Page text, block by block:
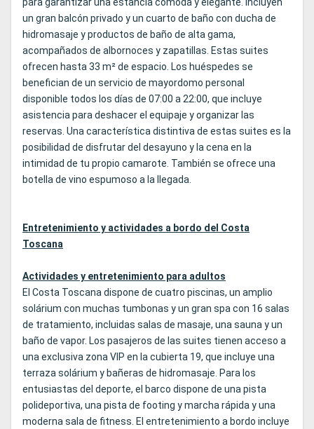
para garantizar una estancia cómoda y elegante. Incluyen
un gran balcón privado y un cuarto de baño con ducha de
hidromasaje y productos de baño de alta gama,
acompañados de albornoces y zapatillas. Estas suites
ofrecen hasta 33 m² de espacio. Los huéspedes se
benefician de un servicio de mayordomo personal
disponible todos los días de 07:00 a 22:00, que incluye
asistencia para deshacer el equipaje y organizar las
reservas. Una característica distintiva de estas suites es la
posibilidad de disfrutar del desayuno y la cena en la
intimidad de tu propio camarote. También se ofrece una
botella de vino espumoso a la llegada.
Entretenimiento y actividades a bordo del Costa
Toscana
Actividades y entretenimiento para adultos
El Costa Toscana dispone de cuatro piscinas, un amplio
solárium con muchas tumbonas y un gran spa con 16 salas
de tratamiento, incluidas salas de masaje, una sauna y un
baño de vapor. Los pasajeros de las suites tienen acceso a
una exclusiva zona VIP en la cubierta 19, que incluye una
terraza solárium y bañeras de hidromasaje. Para los
entusiastas del deporte, el barco dispone de una pista
polideportiva, una pista de footing y marcha rápida y una
moderna sala de fitness. El entretenimiento a bordo incluye